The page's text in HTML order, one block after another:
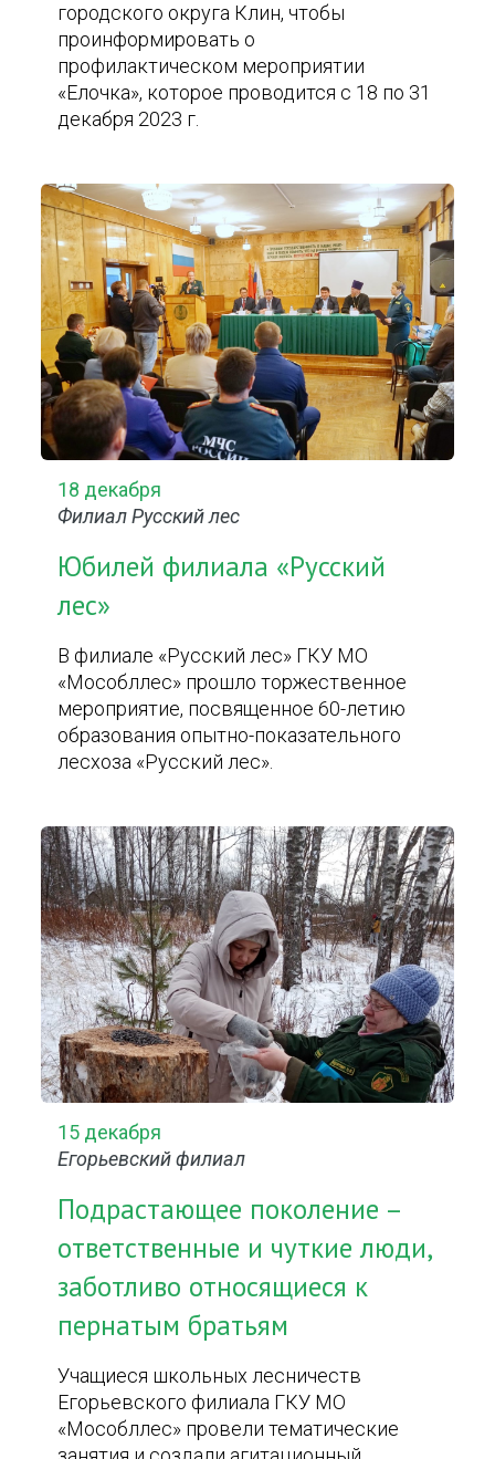
городского округа Клин, чтобы
проинформировать о
профилактическом мероприятии
«Елочка», которое проводится с 18 по 31
декабря 2023 г.
18 декабря
Филиал Русский лес
Юбилей филиала «Русский
лес»
В филиале «Русский лес» ГКУ МО
«Мособллес» прошло торжественное
мероприятие, посвященное 60-летию
образования опытно-показательного
лесхоза «Русский лес».
15 декабря
Егорьевский филиал
Подрастающее поколение –
ответственные и чуткие люди,
заботливо относящиеся к
пернатым братьям
Учащиеся школьных лесничеств
Егорьевского филиала ГКУ МО
«Мособллес» провели тематические